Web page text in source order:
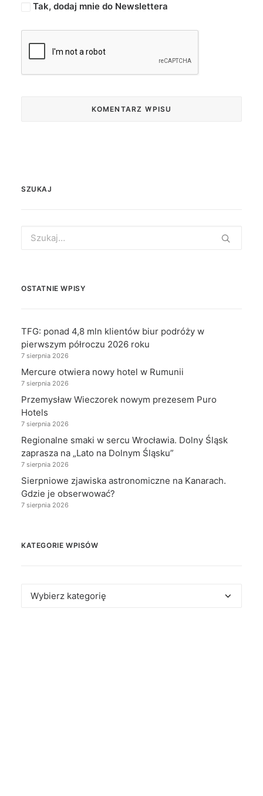
Tak, dodaj mnie do Newslettera
SZUKAJ
for:
OSTATNIE WPISY
TFG: ponad 4,8 mln klientów biur podróży w
pierwszym półroczu 2026 roku
7 sierpnia 2026
Mercure otwiera nowy hotel w Rumunii
7 sierpnia 2026
Przemysław Wieczorek nowym prezesem Puro
Hotels
7 sierpnia 2026
Regionalne smaki w sercu Wrocławia. Dolny Śląsk
zaprasza na „Lato na Dolnym Śląsku”
7 sierpnia 2026
Sierpniowe zjawiska astronomiczne na Kanarach.
Gdzie je obserwować?
7 sierpnia 2026
KATEGORIE WPISÓW
Kategorie